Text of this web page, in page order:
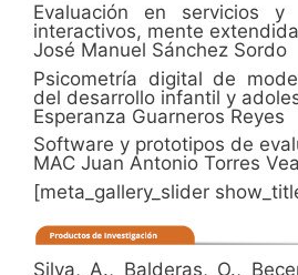
Evaluación en servicios y
interactivos, mente
José Manuel Sánchez Sordo
Psicometría digital de
del desarrollo infantil y
Esperanza Guarneros Reyes
Software y prototipos de
MAC Juan Antonio Torres
[meta_gallery_slider
Silva, A., Balderas, O.,